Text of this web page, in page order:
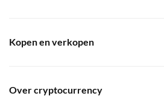
Kopen en verkopen
Over cryptocurrency